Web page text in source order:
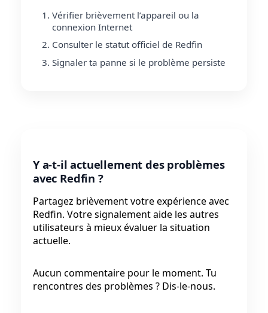
Vérifier brièvement l’appareil ou la
connexion Internet
Consulter le statut officiel de Redfin
Signaler ta panne si le problème persiste
Y a-t-il actuellement des problèmes
avec Redfin ?
Partagez brièvement votre expérience avec
Redfin. Votre signalement aide les autres
utilisateurs à mieux évaluer la situation
actuelle.
Aucun commentaire pour le moment. Tu
rencontres des problèmes ? Dis-le-nous.